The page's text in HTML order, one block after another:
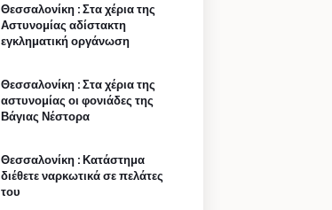
Θεσσαλονίκη : Στα χέρια της
Αστυνομίας αδίστακτη
εγκληματική οργάνωση
Θεσσαλονίκη : Στα χέρια της
αστυνομίας οι φονιάδες της
Βάγιας Νέστορα
Θεσσαλονίκη : Κατάστημα
διέθετε ναρκωτικά σε πελάτες
του